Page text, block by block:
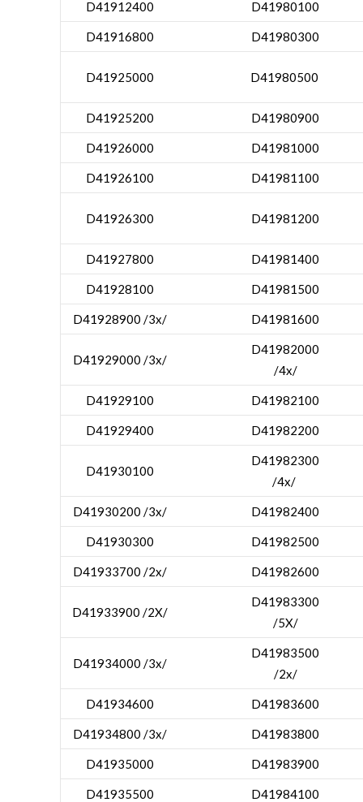
D41912400 D41980100
D41916800 D41980300
D41925000 D41980500
D41925200 D41980900
D41926000 D41981000
D41926100 D41981100
D41926300 D41981200
D41927800 D41981400
D41928100 D41981500
D41928900 /3x/ D41981600
D41929000 /3x/
D41982000
/4x/
D41929100 D41982100
D41929400 D41982200
D41930100
D41982300
/4x/
D41930200 /3x/ D41982400
D41930300 D41982500
D41933700 /2x/ D41982600
D41933900 /2X/
D41983300
/5X/
D41934000 /3x/
D41983500
/2x/
D41934600 D41983600
D41934800 /3x/ D41983800
D41935000 D41983900
D41935500 D41984100